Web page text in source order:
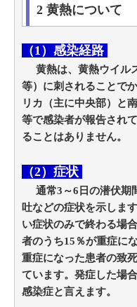
2 黄熱について
（1）感染経路
黄熱は、黄熱ウイル
等）に刺されることで
リカ（主に中央部）と
等で感染者が報告され
ることはありません。
（2）症状
通常3～6日の潜伏期
吐などの症状を示しま
い症状のみで終わる場
者のうち15％が重症に
重症になった患者の致
ています。発症した場
感染症と言えます。